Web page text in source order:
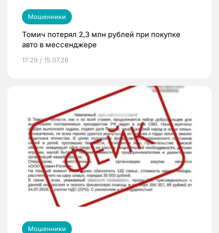
Мошенники
Томич потерял 2,3 млн рублей при покупке
авто в мессенджере
17:29 / 15.07.26
Мошенники